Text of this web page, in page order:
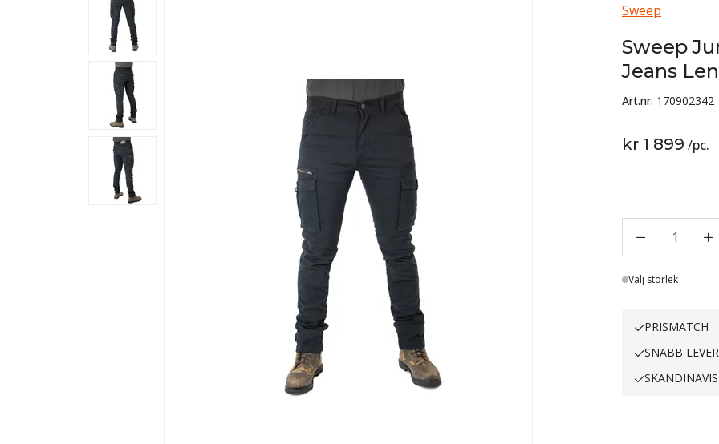
Sweep
Sweep
Jeans
Art.nr: 170902342
kr 1 899 /pc.
1
Lager
Välj storlek
PRISMATCH
SNABB